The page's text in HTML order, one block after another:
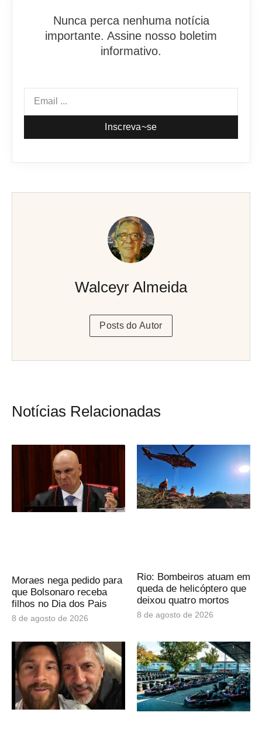
Nunca perca nenhuma notícia
importante. Assine nosso boletim
informativo.
Inscreva~se
Walceyr Almeida
Posts do Autor
Notícias Relacionadas
Moraes nega pedido para
que Bolsonaro receba
filhos no Dia dos Pais
8 de agosto de 2026
Rio: Bombeiros atuam em
queda de helicóptero que
deixou quatro mortos
8 de agosto de 2026